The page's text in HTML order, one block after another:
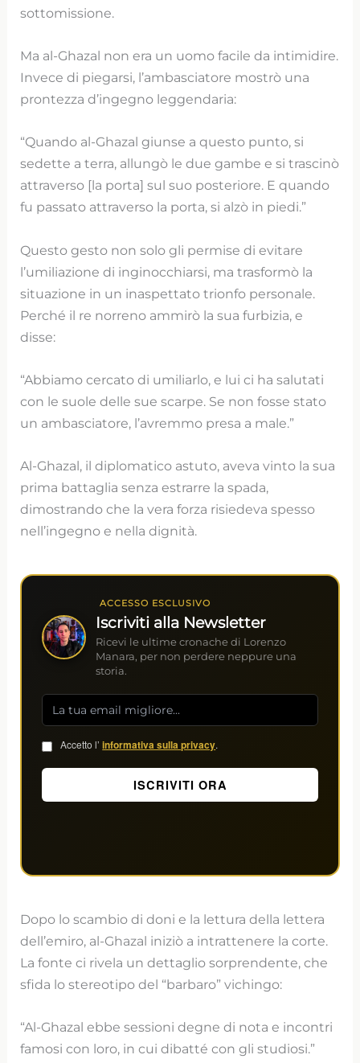
sottomissione.
Ma al-Ghazal non era un uomo facile da intimidire.
Invece di piegarsi, l’ambasciatore mostrò una
prontezza d’ingegno leggendaria:
“Quando al-Ghazal giunse a questo punto, si
sedette a terra, allungò le due gambe e si trascinò
attraverso [la porta] sul suo posteriore. E quando
fu passato attraverso la porta, si alzò in piedi.”
Questo gesto non solo gli permise di evitare
l’umiliazione di inginocchiarsi, ma trasformò la
situazione in un inaspettato trionfo personale.
Perché il re norreno ammirò la sua furbizia, e
disse:
“Abbiamo cercato di umiliarlo, e lui ci ha salutati
con le suole delle sue scarpe. Se non fosse stato
un ambasciatore, l’avremmo presa a male.”
Al-Ghazal, il diplomatico astuto, aveva vinto la sua
prima battaglia senza estrarre la spada,
dimostrando che la vera forza risiedeva spesso
nell’ingegno e nella dignità.
ACCESSO ESCLUSIVO
Iscriviti alla Newsletter
Ricevi le ultime cronache di Lorenzo
Manara, per non perdere neppure una
storia.
Accetto l’informativa sulla privacy.
Dopo lo scambio di doni e la lettura della lettera
dell’emiro, al-Ghazal iniziò a intrattenere la corte.
La fonte ci rivela un dettaglio sorprendente, che
sfida lo stereotipo del “barbaro” vichingo:
“Al-Ghazal ebbe sessioni degne di nota e incontri
famosi con loro, in cui dibatté con gli studiosi.”